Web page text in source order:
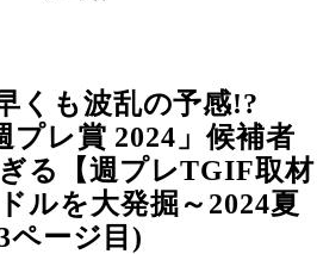
くも波乱の予感!?
プレ賞 2024」候補者
る【週プレTGIF取材
ルを大発掘～2024夏
ページ目)